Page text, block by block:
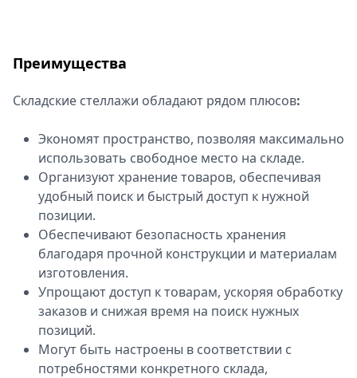
Преимущества
Складские стеллажи обладают рядом плюсов:
Экономят пространство, позволяя максимально
использовать свободное место на складе.
Организуют хранение товаров, обеспечивая
удобный поиск и быстрый доступ к нужной
позиции.
Обеспечивают безопасность хранения
благодаря прочной конструкции и материалам
изготовления.
Упрощают доступ к товарам, ускоряя обработку
заказов и снижая время на поиск нужных
позиций.
Могут быть настроены в соответствии с
потребностями конкретного склада,